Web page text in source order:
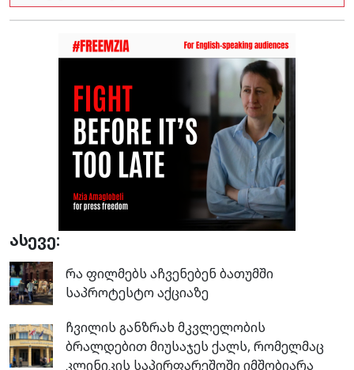
ასევე:
რა ფილმებს აჩვენებენ ბათუმში
საპროტესტო აქციაზე
ჩვილის განზრახ მკვლელობის
ბრალდებით მიუსაჯეს ქალს, რომელმაც
კლინიკის საპირფარეშოში იმშობიარა